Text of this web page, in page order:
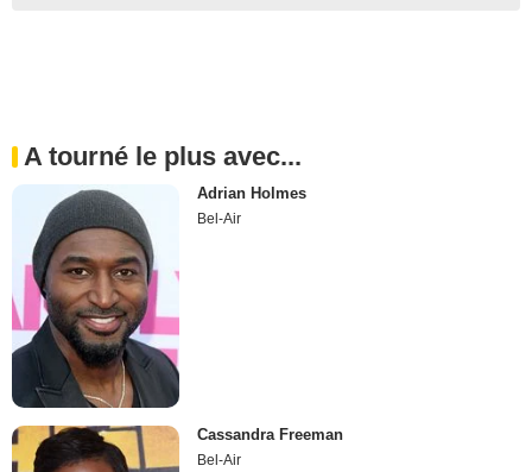
A tourné le plus avec...
Adrian Holmes
Bel-Air
Cassandra Freeman
Bel-Air